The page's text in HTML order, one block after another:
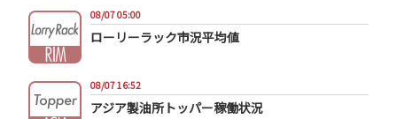
08/07 05:00
ローリーラック市況平均値
08/07 16:52
アジア製油所トッパー稼働状況